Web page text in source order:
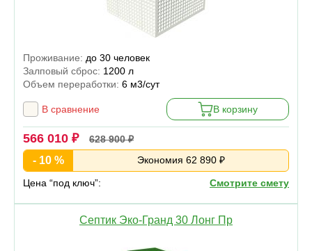
Проживание: до 30 человек
Залповый сброс: 1200 л
Объем переработки: 6 м3/сут
В сравнение В корзину
566 010 ₽ 628 900 ₽
- 10 % Экономия 62 890 ₽
Цена “под ключ”: Смотрите смету
Септик Эко-Гранд 30 Лонг Пр